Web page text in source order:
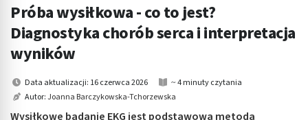
submenu: Mama i dziecko
submenu: Kosmetyki
submenu: Higiena
Próba wysiłkowa - co to jest?
Diagnostyka chorób serca i interpretacja
wyników
Data aktualizacji: 16 czerwca 2026
~ 4 minuty czytania
Autor:Joanna Barczykowska-Tchorzewska
Wysiłkowe badanie EKG jest podstawową metodą